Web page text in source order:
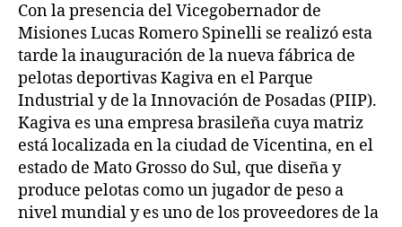
Con la presencia del Vicegobernador de
Misiones Lucas Romero Spinelli se realizó esta
tarde la inauguración de la nueva fábrica de
pelotas deportivas Kagiva en el Parque
Industrial y de la Innovación de Posadas (PIIP).
Kagiva es una empresa brasileña cuya matriz
está localizada en la ciudad de Vicentina, en el
estado de Mato Grosso do Sul, que diseña y
produce pelotas como un jugador de peso a
nivel mundial y es uno de los proveedores de la